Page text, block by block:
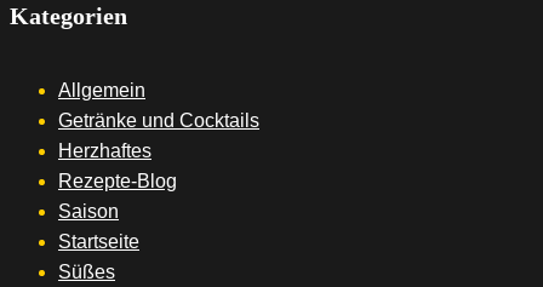
Kategorien
Allgemein
Getränke und Cocktails
Herzhaftes
Rezepte-Blog
Saison
Startseite
Süßes